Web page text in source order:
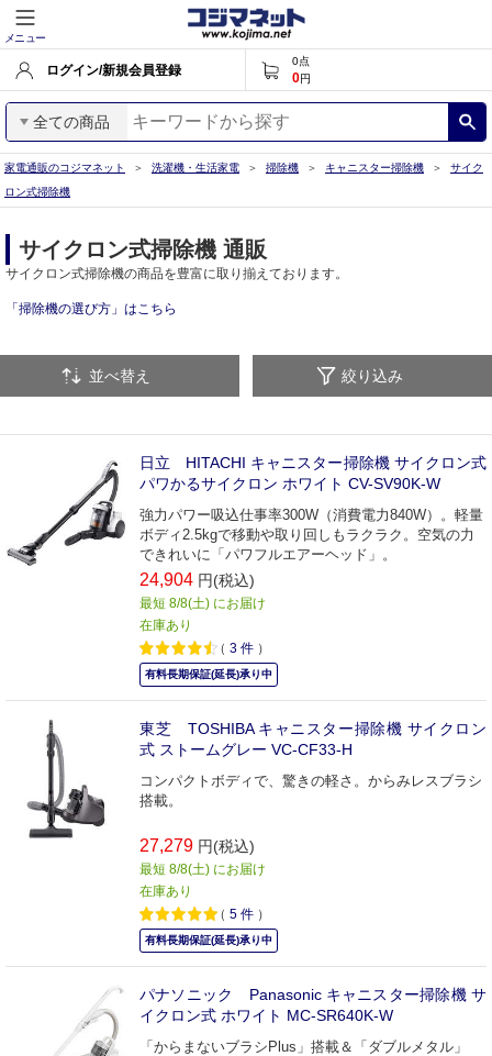
メニュー
ログイン/新規会員登録
0点
0円
全ての商品
家電通販のコジマネット 洗濯機・生活家電 掃除機 キャニスター掃除機
サイク
ロン式掃除機
サイクロン式掃除機 通販
サイクロン式掃除機の商品を豊富に取り揃えております。
「掃除機の選び方」はこちら
並べ替え 絞り込み
日立 HITACHI キャニスター掃除機 サイクロン式
パワかるサイクロン ホワイト CV-SV90K-W
強力パワー吸込仕事率300W（消費電力840W）。軽量
ボディ2.5kgで移動や取り回しもラクラク。空気の力
できれいに「パワフルエアーヘッド」。
24,904 円(税込)
最短 8/8(土) にお届け
在庫あり
（ 3 件 ）
有料長期保証(延長)承り中
東芝 TOSHIBA キャニスター掃除機 サイクロン
式 ストームグレー VC-CF33-H
コンパクトボディで、驚きの軽さ。からみレスブラシ
搭載。
27,279 円(税込)
最短 8/8(土) にお届け
在庫あり
（ 5 件 ）
有料長期保証(延長)承り中
パナソニック Panasonic キャニスター掃除機 サ
イクロン式 ホワイト MC-SR640K-W
「からまないブラシPlus」搭載＆「ダブルメタル」